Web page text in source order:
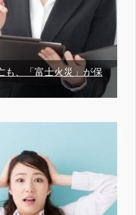
も、「富士火災」が保